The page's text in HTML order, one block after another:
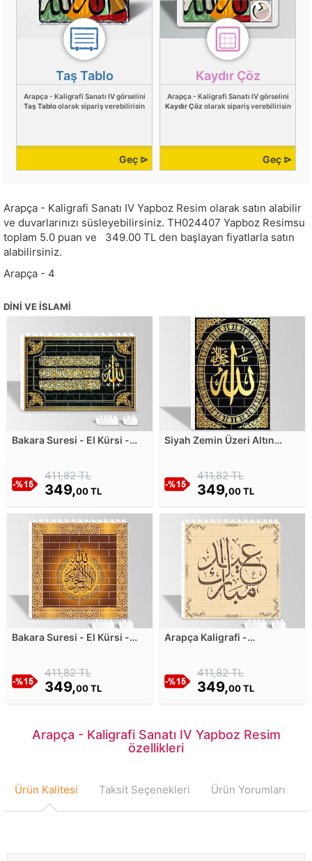
Taş Tablo
Arapça - Kaligrafi Sanatı IV görselini
Taş Tabloolarak sipariş verebilirisin
Geç ⊳
Kaydır Çöz
Arapça - Kaligrafi Sanatı IV görselini
Kaydır Çöz olarak sipariş verebilirisin
Geç ⊳
Arapça - Kaligrafi Sanatı IV Yapboz Resim olarak satın alabilir
ve duvarlarınızı süsleyebilirsiniz. TH024407 Yapboz Resimsu
toplam 5.0 puan ve 349.00 TL den başlayan fiyatlarla satın
alabilirsiniz.
Arapça - 4
DINI VE İSLAMI
Bakara Suresi - El Kürsi -
411,82 TL
349,00 TL
Siyah Zemin Üzeri Altın
411,82 TL
349,00 TL
Bakara Suresi - El Kürsi -
411,82 TL
349,00 TL
Arapça Kaligrafi -
411,82 TL
349,00 TL
Arapça - Kaligrafi Sanatı IV Yapboz Resim
özellikleri
Ürün Kalitesi Taksit Seçenekleri Ürün Yorumları